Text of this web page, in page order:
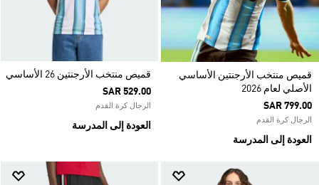
قميص منتخب الأرجنتين الأساسي
الأصلي لعام 2026
SAR 799.00
الرجال كرة القدم
العودة إلى المدرسة
قميص منتخب الأرجنتين 26 الأساسي
SAR 529.00
الرجال كرة القدم
العودة إلى المدرسة